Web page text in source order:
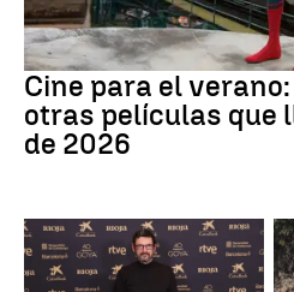
Cine
Cine para el
otras películas que
de 2026